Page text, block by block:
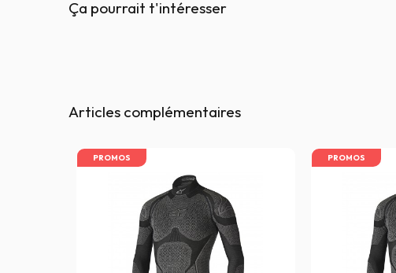
Ça pourrait t'intéresser
Articles complémentaires
PROMOS PROMOS